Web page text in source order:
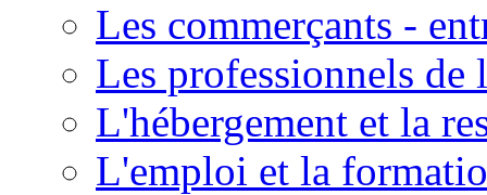
Les commerçants -
Les professionnels de
L'hébergement et la
L'emploi et la